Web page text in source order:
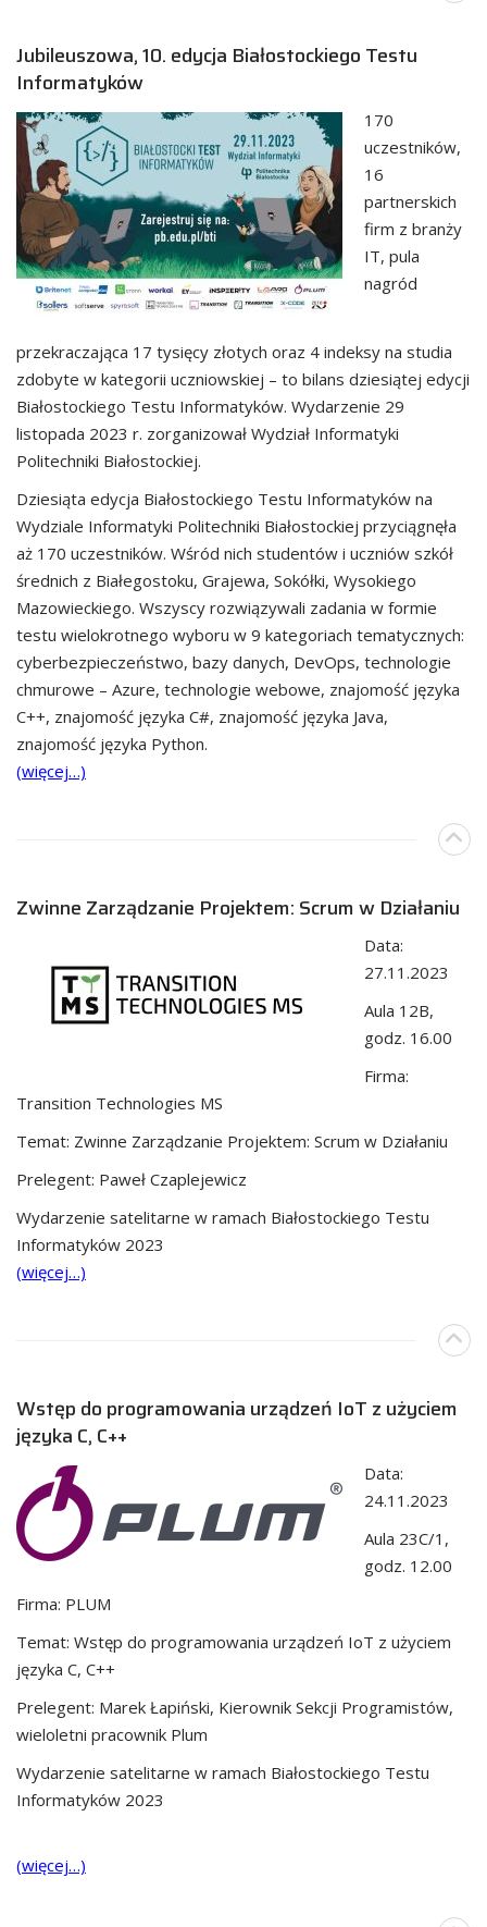
Jubileuszowa, 10. edycja Białostockiego Testu
Informatyków
170
uczestników,
16
partnerskich
firm z branży
IT, pula
nagród
przekraczająca 17 tysięcy złotych oraz 4 indeksy na studia
zdobyte w kategorii uczniowskiej – to bilans dziesiątej edycji
Białostockiego Testu Informatyków. Wydarzenie 29
listopada 2023 r. zorganizował Wydział Informatyki
Politechniki Białostockiej.
Dziesiąta edycja Białostockiego Testu Informatyków na
Wydziale Informatyki Politechniki Białostockiej przyciągnęła
aż 170 uczestników. Wśród nich studentów i uczniów szkół
średnich z Białegostoku, Grajewa, Sokółki, Wysokiego
Mazowieckiego. Wszyscy rozwiązywali zadania w formie
testu wielokrotnego wyboru w 9 kategoriach tematycznych:
cyberbezpieczeństwo, bazy danych, DevOps, technologie
chmurowe – Azure, technologie webowe, znajomość języka
C++, znajomość języka C#, znajomość języka Java,
znajomość języka Python.
(więcej…)
Zwinne Zarządzanie Projektem: Scrum w Działaniu
Data:
27.11.2023
Aula 12B,
godz. 16.00
Firma:
Transition Technologies MS
Temat: Zwinne Zarządzanie Projektem: Scrum w Działaniu
Prelegent: Paweł Czaplejewicz
Wydarzenie satelitarne w ramach Białostockiego Testu
Informatyków 2023
(więcej…)
Wstęp do programowania urządzeń IoT z użyciem
języka C, C++
Data:
24.11.2023
Aula 23C/1,
godz. 12.00
Firma: PLUM
Temat: Wstęp do programowania urządzeń IoT z użyciem
języka C, C++
Prelegent: Marek Łapiński, Kierownik Sekcji Programistów,
wieloletni pracownik Plum
Wydarzenie satelitarne w ramach Białostockiego Testu
Informatyków 2023
(więcej…)